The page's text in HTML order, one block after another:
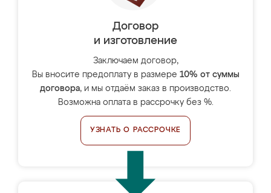
Договор
и изготовление
Заключаем договор,
Вы вносите предоплату в размере 10% от суммы
договора, и мы отдаём заказ в производство.
Возможна оплата в рассрочку без %.
УЗНАТЬ О РАССРОЧКЕ